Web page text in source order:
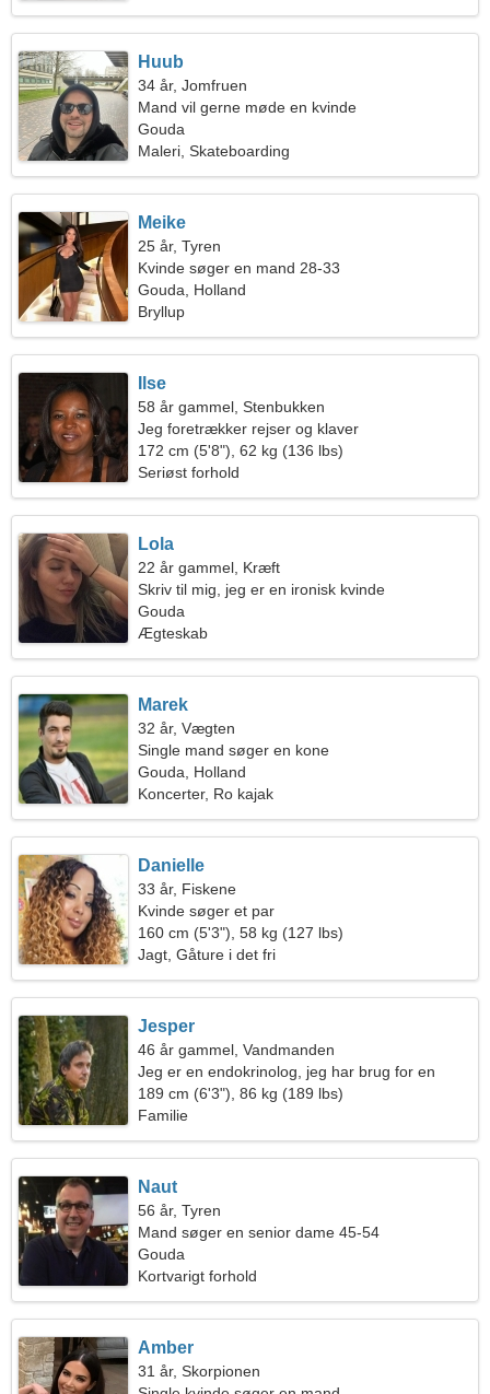
Huub
34 år, Jomfruen
Mand vil gerne møde en kvinde
Gouda
Maleri, Skateboarding
Meike
25 år, Tyren
Kvinde søger en mand 28-33
Gouda, Holland
Bryllup
Ilse
58 år gammel, Stenbukken
Jeg foretrækker rejser og klaver
172 cm (5'8"), 62 kg (136 lbs)
Seriøst forhold
Lola
22 år gammel, Kræft
Skriv til mig, jeg er en ironisk kvinde
Gouda
Ægteskab
Marek
32 år, Vægten
Single mand søger en kone
Gouda, Holland
Koncerter, Ro kajak
Danielle
33 år, Fiskene
Kvinde søger et par
160 cm (5'3"), 58 kg (127 lbs)
Jagt, Gåture i det fri
Jesper
46 år gammel, Vandmanden
Jeg er en endokrinolog, jeg har brug for en
forførende kvinde
189 cm (6'3"), 86 kg (189 lbs)
Familie
Naut
56 år, Tyren
Mand søger en senior dame 45-54
Gouda
Kortvarigt forhold
Amber
31 år, Skorpionen